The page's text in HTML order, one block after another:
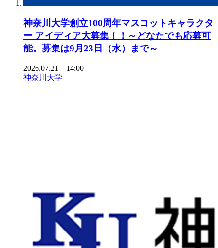
神奈川大学創立100周年マスコットキャラクタ
ー アイディア大募集！！～どなたでも応募可
能。募集は9月23日（水）まで～
2026.07.21 14:00
神奈川大学